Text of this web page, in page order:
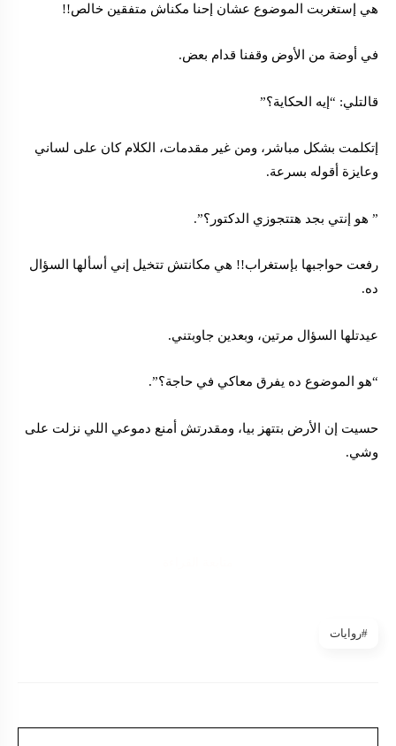
هي إستغربت الموضوع عشان إحنا مكناش متفقين خالص!!
في أوضة من الأوض وقفنا قدام بعض.
قالتلي: “إيه الحكاية؟”
إتكلمت بشكل مباشر، ومن غير مقدمات، الكلام كان على لساني
وعايزة أقوله بسرعة.
” هو إنتي بجد هتتجوزي الدكتور؟”.
رفعت حواجبها بإستغراب!! هي مكانتش تتخيل إني أسألها السؤال
ده.
عيدتلها السؤال مرتين، وبعدين جاوبتني.
“هو الموضوع ده يفرق معاكي في حاجة؟”.
حسيت إن الأرض بتتهز بيا، ومقدرتش أمنع دموعي اللي نزلت على
وشي.
#روايات